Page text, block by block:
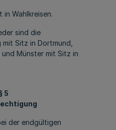
Wahlkreisen.
sind die
Sitz in Dortmund,
Münster mit Sitz in
5
der endgültigen